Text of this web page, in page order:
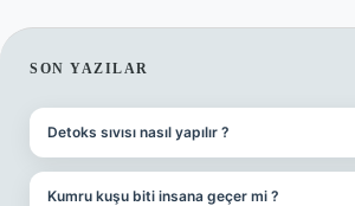
SIDEBAR
SON YAZILAR
Detoks sıvısı nasıl yapılır ?
Kumru kuşu biti insana geçer mi ?